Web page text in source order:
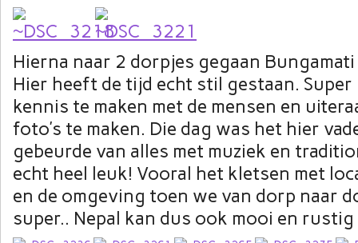
Hierna naar 2 dorpjes gegaan
Hier heeft de tijd echt stil gestaan. Super
kennis te maken met de mensen en
foto’s te maken. Die dag was het hier
gebeurde van alles met muziek en
echt heel leuk! Vooral het kletsen met
en de omgeving toen we van dorp naar
super.. Nepal kan dus ook mooi en